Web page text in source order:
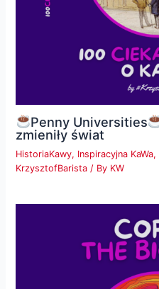
Penny Universities
zmieniły świat
HistoriaKawy, Inspiracyjna KaWa,
KrzysztofBarista / By KW